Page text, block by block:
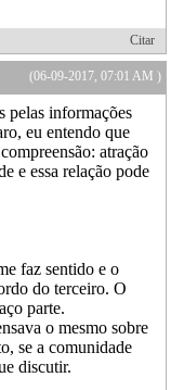
Citar
(06-09-2017, 07:01 AM )
pelas informações
eu entendo que
atração
e essa relação pode
faz sentido e o
do terceiro. O
parte.
o mesmo sobre
se a comunidade
discutir.